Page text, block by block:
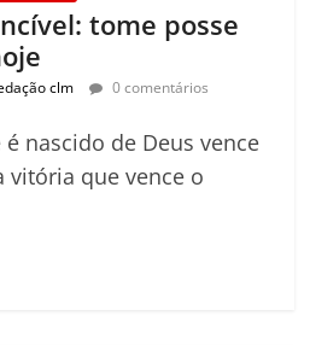
tome posse
clm 0 comentários
nascido de Deus vence
vitória que vence o